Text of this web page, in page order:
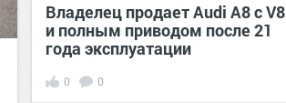
Владелец продает Audi A8 с V8
и полным приводом после 21
года эксплуатации
0 0